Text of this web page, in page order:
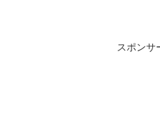
スポンサ